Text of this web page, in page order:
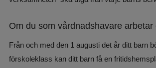
Om du som vårdnadshavare
Från och med den 1 augusti det år ditt barn
förskoleklass kan ditt barn få en